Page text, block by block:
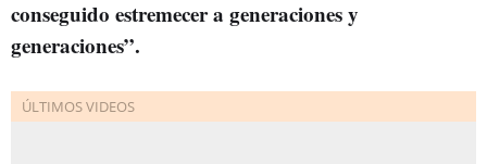
conseguido estremecer a generaciones y
generaciones”.